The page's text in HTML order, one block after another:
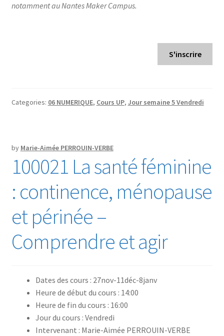
notamment au Nantes Maker Campus.
S'inscrire
Categories: 06 NUMERIQUE, Cours UP, Jour semaine 5 Vendredi
by Marie-Aimée PERROUIN-VERBE
100021 La santé féminine
: continence, ménopause
et périnée –
Comprendre et agir
Dates des cours : 27nov-11déc-8janv
Heure de début du cours : 14:00
Heure de fin du cours : 16:00
Jour du cours : Vendredi
Intervenant : Marie-Aimée PERROUIN-VERBE